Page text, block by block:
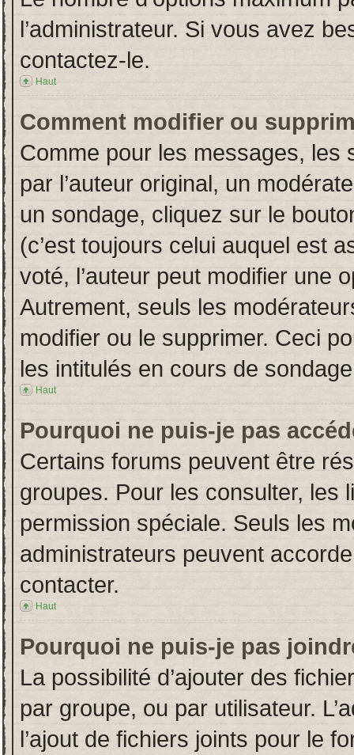
l’administrateur. Si vous avez
contactez-le.
Haut
Comment modifier ou
Comme pour les messages, les
par l’auteur original, un
un sondage, cliquez sur le
(c’est toujours celui auquel est
voté, l’auteur peut modifier une
Autrement, seuls les
modifier ou le supprimer. Ceci
les intitulés en cours de
Haut
Pourquoi ne puis-je pas
Certains forums peuvent être
groupes. Pour les consulter, les
permission spéciale. Seuls les
administrateurs peuvent
contacter.
Haut
Pourquoi ne puis-je pas
La possibilité d’ajouter des
par groupe, ou par utilisateur.
l’ajout de fichiers joints pour le